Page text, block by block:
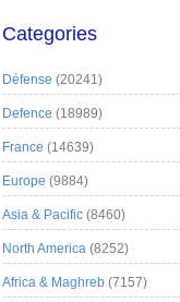
Categories
Défense (20241)
Defence (18989)
France (14639)
Europe (9884)
Asia & Pacific (8460)
North America (8252)
Africa & Maghreb (7157)